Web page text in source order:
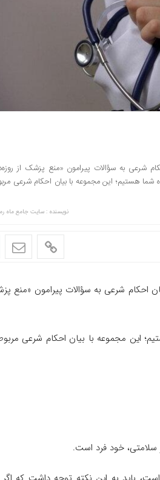
به سؤالات پیرامون «منع پزشک از
شما هستیم؛ این مجموعه با بیان احکام شرعی
نویسنده : سایت جامع ماه
شرعی به سؤالات پیرامون «منع
این مجموعه با بیان احکام شرعی
خود فرد است.